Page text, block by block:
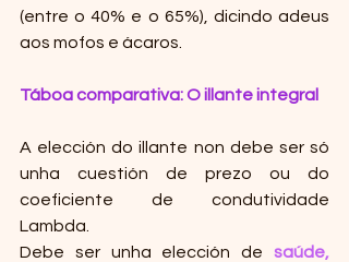
(entre o 40% e o 65%), dicindo adeus
aos mofos e ácaros.
Táboa comparativa: O illante integral
A elección do illante non debe ser só
unha cuestión de prezo ou do
coeficiente de condutividade
Lambda.
Debe ser unha elección de saúde,